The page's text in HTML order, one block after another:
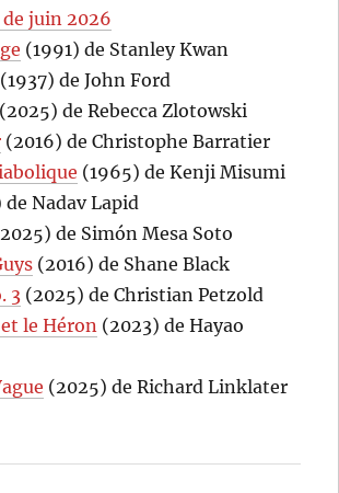
juin 2026
(1991) de Stanley Kwan
(1937) de John Ford
(2025) de Rebecca Zlotowski
(2016) de Christophe Barratier
(1965) de Kenji Misumi
Nadav Lapid
de Simón Mesa Soto
(2016) de Shane Black
3 (2025) de Christian Petzold
le Héron (2023) de Hayao
(2025) de Richard Linklater